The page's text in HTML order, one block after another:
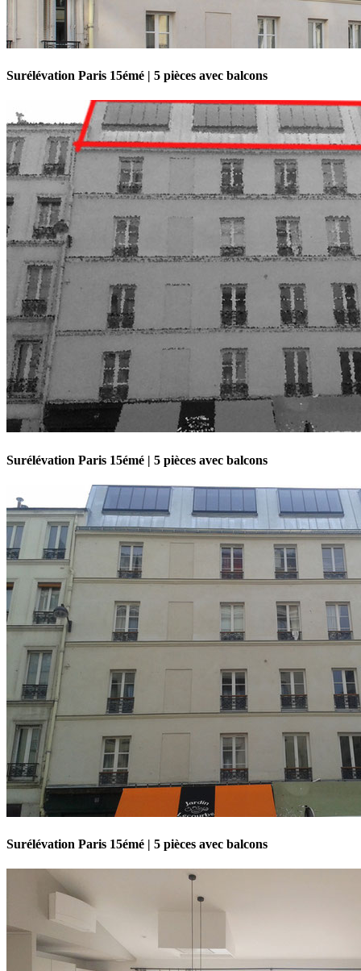
Surélévation Paris 15émé | 5 pièces avec balcons
Surélévation Paris 15émé | 5 pièces avec balcons
Surélévation Paris 15émé | 5 pièces avec balcons